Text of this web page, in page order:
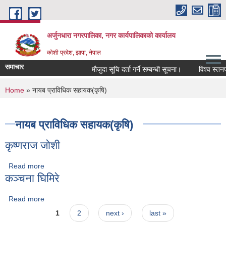
Skip to main content
अर्जुनधारा नगरपालिका, नगर कार्यपालिकाको कार्यालय
कोशी प्रदेश, झापा, नेपाल
समाचार मौजुदा सूचि दर्ता गर्ने सम्बन्धी सूचना। विश्व
You are here
Home » नायब प्राविधिक सहायक(कृषि)
नायब प्राविधिक सहायक(कृषि)
कृष्णराज जोशी
Read more
कञ्चना घिमिरे
Read more
1 2 next › last »